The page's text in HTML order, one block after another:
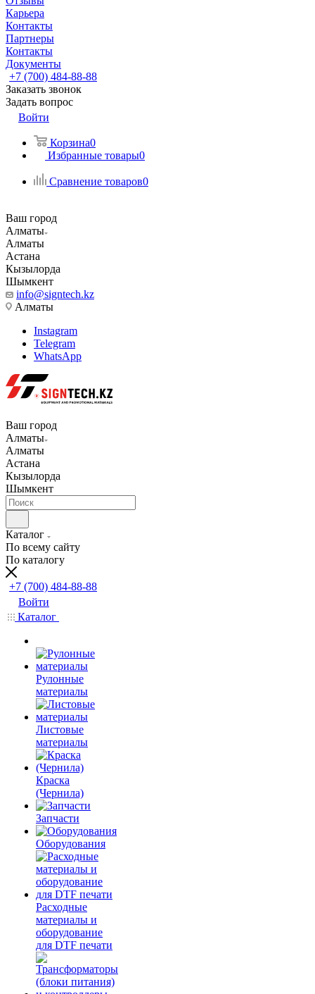
Карьера
Контакты
Партнеры
Контакты
Документы
+7 (700) 484-88-88
Заказать звонок
Задать вопрос
Войти
Корзина0
Избранные товары0
Сравнение товаров0
Ваш город
Алматы
Алматы
Астана
Кызылорда
Шымкент
info@signtech.kz
Алматы
Instagram
Telegram
WhatsApp
Ваш город
Алматы
Алматы
Астана
Кызылорда
Шымкент
Каталог
По всему сайту
По каталогу
+7 (700) 484-88-88
Войти
Каталог
Рулонные
материалы
Листовые
материалы
Краска
(Чернила)
Запчасти
Оборудования
Расходные
материалы и
оборудование
для DTF печати